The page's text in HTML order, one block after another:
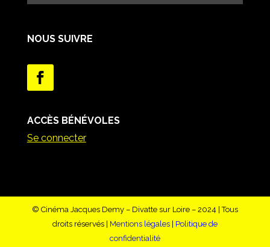
NOUS SUIVRE
ACCÈS BÉNÉVOLES
Se connecter
© Cinéma Jacques Demy – Divatte sur Loire – 2024 | Tous
droits réservés | Mentions légales| Politique de
confidentialité